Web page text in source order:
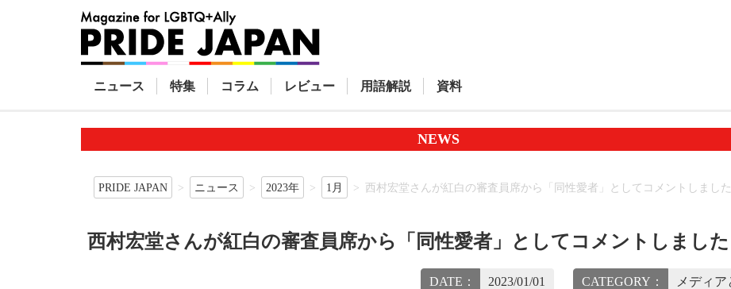
ニュース 特集 コラム レビュー 用語解説 資料
NEWS
PRIDE JAPAN ニュース 2023年 1月 西村宏堂さんが紅白の審査員席から「同性愛者」としてコメントしました
西村宏堂さんが紅白の審査員席から「同性愛者」としてコメントしました
DATE： 2023/01/01 CATEGORY： メディ